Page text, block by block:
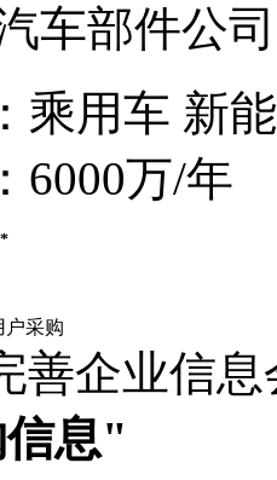
车部件公司
乘用车 新
6000万/年
户采购
善企业信
息"